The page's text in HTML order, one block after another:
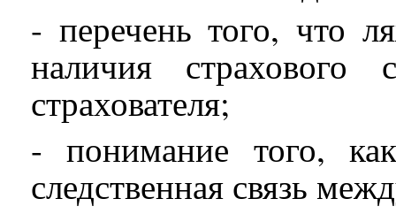
- перечень того, что
наличия
страхователя;
- понимание того,
следственная связь